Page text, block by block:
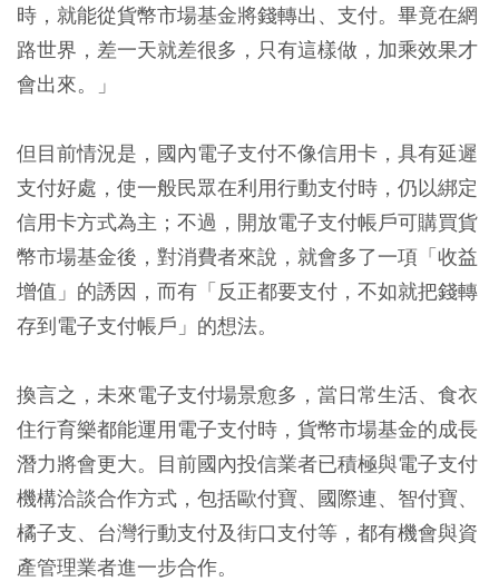
時，就能從貨幣市場基金將錢轉出、支付。畢竟在網
路世界，差一天就差很多，只有這樣做，加乘效果才
會出來。」
但目前情況是，國內電子支付不像信用卡，具有延遲
支付好處，使一般民眾在利用行動支付時，仍以綁定
信用卡方式為主；不過，開放電子支付帳戶可購買貨
幣市場基金後，對消費者來說，就會多了一項「收益
增值」的誘因，而有「反正都要支付，不如就把錢轉
存到電子支付帳戶」的想法。
換言之，未來電子支付場景愈多，當日常生活、食衣
住行育樂都能運用電子支付時，貨幣市場基金的成長
潛力將會更大。目前國內投信業者已積極與電子支付
機構洽談合作方式，包括歐付寶、國際連、智付寶、
橘子支、台灣行動支付及街口支付等，都有機會與資
產管理業者進一步合作。